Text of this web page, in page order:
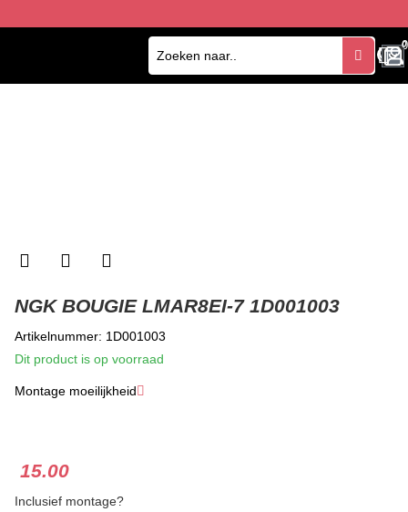
0
0
NGK BOUGIE LMAR8EI-7 1D001003
Artikelnummer: 1D001003
Dit product is op voorraad
Montage moeilijkheid
★ ★
15.00
Inclusief montage?